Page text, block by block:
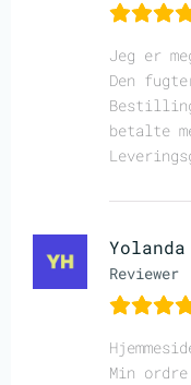
Jeg er
Den
betalte
Reviewer
Min ordre